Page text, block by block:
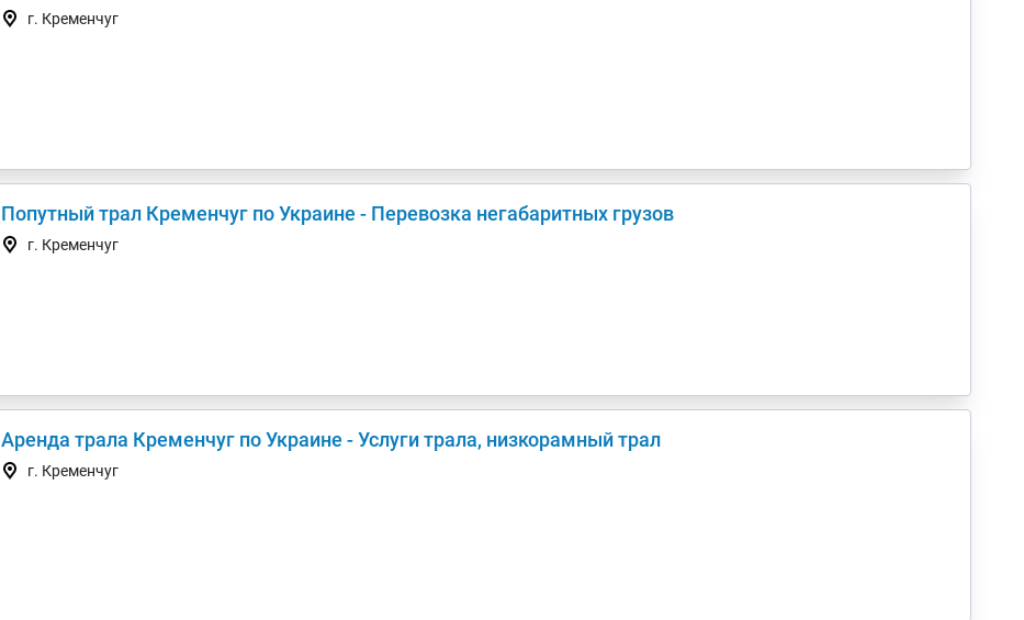
г. Кременчуг
Попутный трал Кременчуг по Украине - Перевозка негабаритных грузов
г. Кременчуг
Аренда трала Кременчуг по Украине - Услуги трала, низкорамный трал
г. Кременчуг